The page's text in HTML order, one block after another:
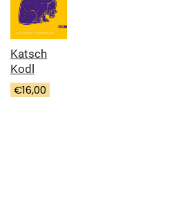
Katsch
Kodl
€16,00